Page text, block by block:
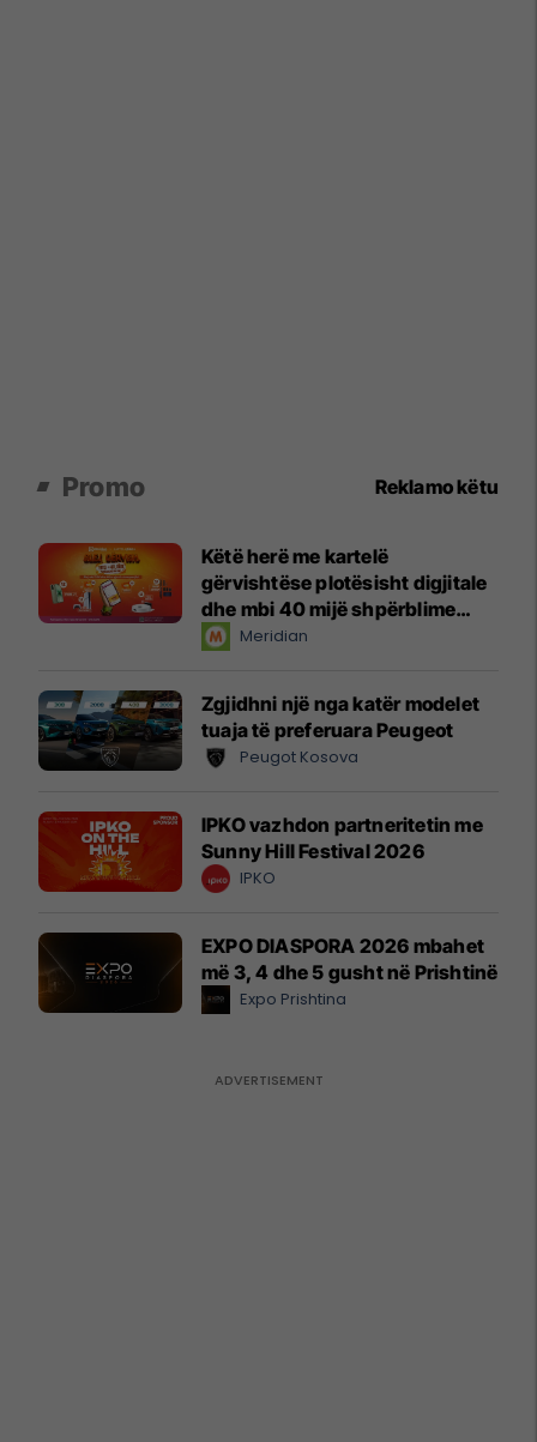
Promo Reklamo këtu
Këtë herë me kartelë
gërvishtëse plotësisht digjitale
dhe mbi 40 mijë shpërblime
instant!Meridian
Zgjidhni një nga katër modelet
tuaja të preferuara Peugeot
Peugot Kosova
IPKO vazhdon partneritetin me
Sunny Hill Festival 2026
IPKO
EXPO DIASPORA 2026 mbahet
më 3, 4 dhe 5 gusht në Prishtinë
Expo Prishtina